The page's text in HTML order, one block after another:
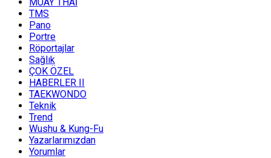
TMS
Pano
Portre
Röportajlar
Sağlık
ÇOK ÖZEL
HABERLER II
TAEKWONDO
Teknik
Trend
Wushu & Kung-Fu
Yazarlarımızdan
Yorumlar